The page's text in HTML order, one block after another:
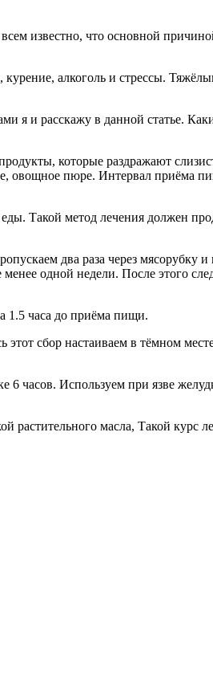
известно, что основной
курение, алкоголь и стрессы.
я и расскажу в данной статье.
которые раздражают
овощное пюре. Интервал приёма
Такой метод лечения должен
два раза через мясорубку
одной недели. После этого
1.5 часа до приёма пищи.
сбор настаиваем в тёмном
часов. Используем при язве
масла, Такой курс